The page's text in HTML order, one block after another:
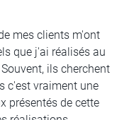
mes clients m'ont
que j'ai réalisés au
ils cherchent
c'est vraiment une
présentés de cette